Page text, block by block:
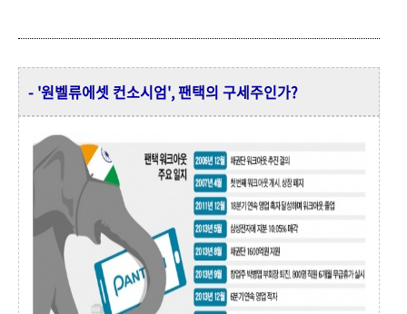
- '원벨류에셋 컨소시엄', 팬택의 구세주인가?